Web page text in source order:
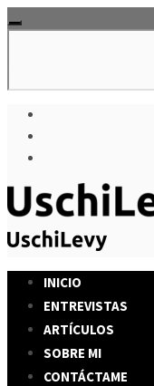
INICIO
ENTREVISTAS
ARTÍCULOS
SOBRE MI
CONTÁCTAME